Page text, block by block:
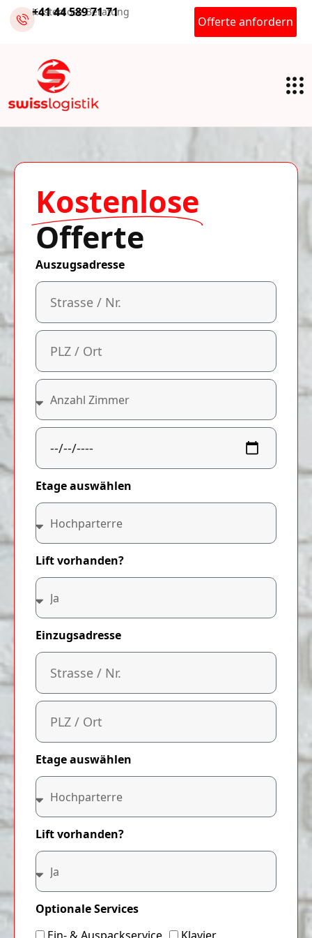
Kostenlose Beratung
+41 44 589 71 71
Offerte anfordern
Kostenlose
Offerte
Auszugsadresse
Etage auswählen
Lift vorhanden?
Einzugsadresse
Etage auswählen
Lift vorhanden?
Optionale Services